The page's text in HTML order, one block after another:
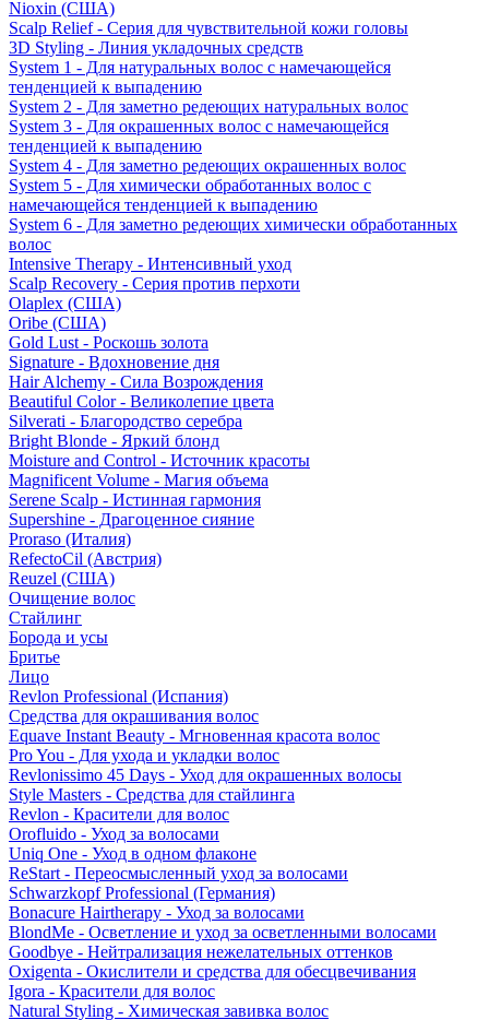
Nioxin (США)
Scalp Relief - Серия для чувствительной кожи головы
3D Styling - Линия укладочных средств
System 1 - Для натуральных волос с намечающейся
тенденцией к выпадению
System 2 - Для заметно редеющих натуральных волос
System 3 - Для окрашенных волос с намечающейся
тенденцией к выпадению
System 4 - Для заметно редеющих окрашенных волос
System 5 - Для химически обработанных волос с
намечающейся тенденцией к выпадению
System 6 - Для заметно редеющих химически обработанных
волос
Intensive Therapy - Интенсивный уход
Scalp Recovery - Серия против перхоти
Olaplex (США)
Oribe (США)
Gold Lust - Роскошь золота
Signature - Вдохновение дня
Hair Alchemy - Сила Возрождения
Beautiful Color - Великолепие цвета
Silverati - Благородство серебра
Bright Blonde - Яркий блонд
Moisture and Control - Источник красоты
Magnificent Volume - Магия объема
Serene Scalp - Истинная гармония
Supershine - Драгоценное сияние
Proraso (Италия)
RefectoCil (Австрия)
Reuzel (США)
Очищение волос
Стайлинг
Борода и усы
Бритье
Лицо
Revlon Professional (Испания)
Средства для окрашивания волос
Equave Instant Beauty - Мгновенная красота волос
Pro You - Для ухода и укладки волос
Revlonissimo 45 Days - Уход для окрашенных волосы
Style Masters - Средства для стайлинга
Revlon - Красители для волос
Orofluido - Уход за волосами
Uniq One - Уход в одном флаконе
ReStart - Переосмысленный уход за волосами
Schwarzkopf Professional (Германия)
Bonacure Hairtherapy - Уход за волосами
BlondMe - Осветление и уход за осветленными волосами
Goodbye - Нейтрализация нежелательных оттенков
Oxigenta - Окислители и средства для обесцвечивания
Igora - Красители для волос
Natural Styling - Химическая завивка волос